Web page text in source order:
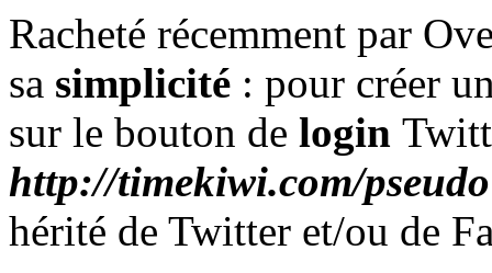
Racheté récemment par
sa simplicité : pour créer
sur le bouton de login
http://timekiwi.com/pseudo
hérité de Twitter et/ou de